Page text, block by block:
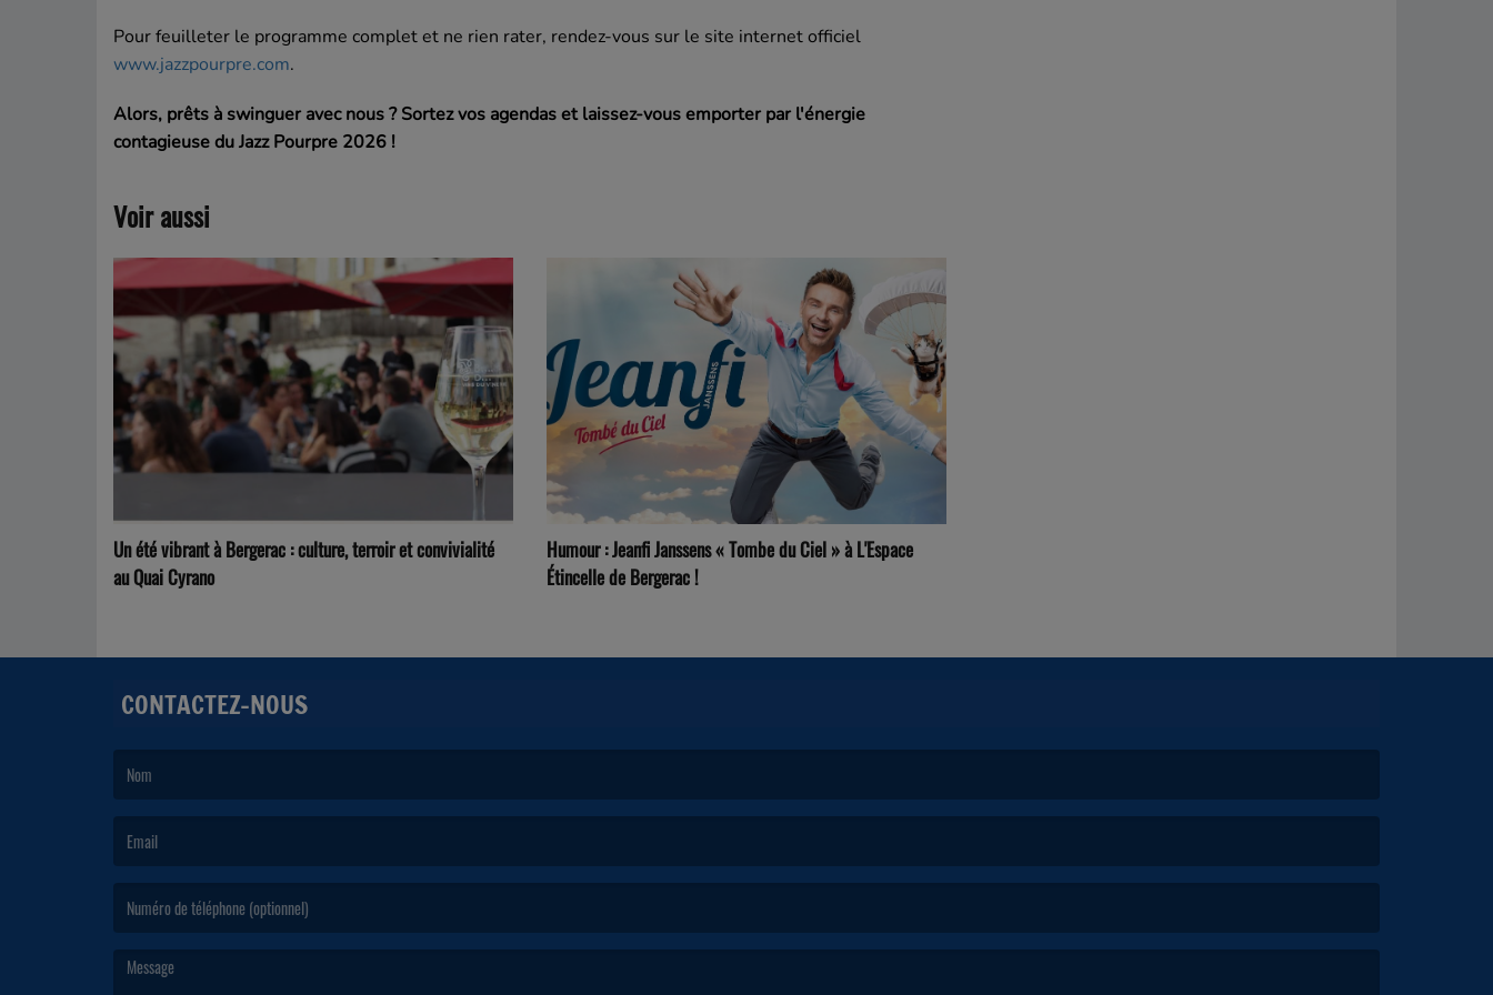
Pour feuilleter le programme complet et ne rien rater, rendez-vous sur le site internet officiel
www.jazzpourpre.com.
Alors, prêts à swinguer avec nous ? Sortez vos agendas et laissez-vous emporter par l'énergie
contagieuse du Jazz Pourpre 2026 !
Voir aussi
Un été vibrant à Bergerac : culture, terroir et convivialité
au Quai Cyrano
Humour : Jeanfi Janssens « Tombe du Ciel » à L'Espace
Étincelle de Bergerac !
CONTACTEZ-NOUS